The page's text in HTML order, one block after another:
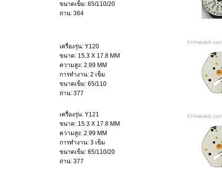
ขนาดเข็ม: 65/110/20
ถ่าน: 364
เครื่องรุ่น: Y120
ขนาด: 15.3 X 17.8 MM
ความสูง: 2.99 MM
การทำงาน: 2 เข็ม
ขนาดเข็ม: 65/110
ถ่าน: 377
เครื่องรุ่น: Y121
ขนาด: 15.3 X 17.8 MM
ความสูง: 2.99 MM
การทำงาน: 3 เข็ม
ขนาดเข็ม: 65/110/20
ถ่าน: 377